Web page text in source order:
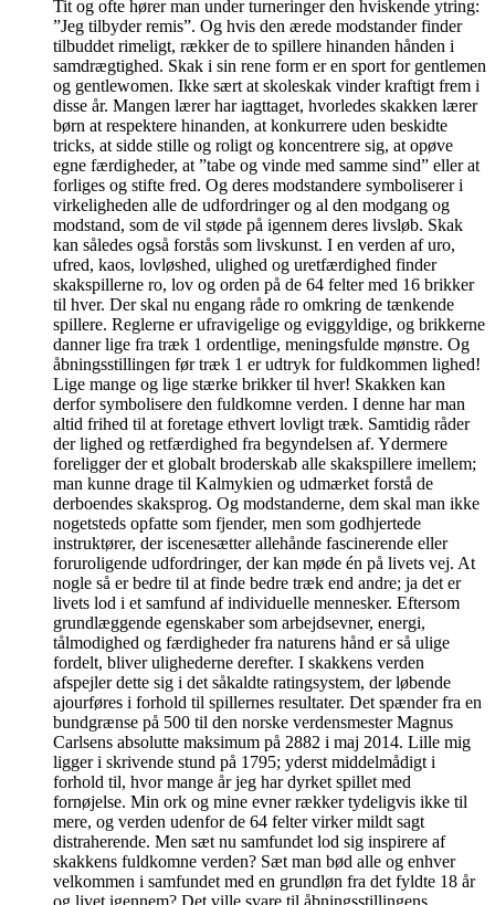
Tit og ofte hører man under turneringer den hviskende ytring:
”Jeg tilbyder remis”. Og hvis den ærede modstander finder
tilbuddet rimeligt, rækker de to spillere hinanden hånden i
samdrægtighed. Skak i sin rene form er en sport for gentlemen
og gentlewomen. Ikke sært at skoleskak vinder kraftigt frem i
disse år. Mangen lærer har iagttaget, hvorledes skakken lærer
børn at respektere hinanden, at konkurrere uden beskidte
tricks, at sidde stille og roligt og koncentrere sig, at opøve
egne færdigheder, at ”tabe og vinde med samme sind” eller at
forliges og stifte fred. Og deres modstandere symboliserer i
virkeligheden alle de udfordringer og al den modgang og
modstand, som de vil støde på igennem deres livsløb. Skak
kan således også forstås som livskunst. I en verden af uro,
ufred, kaos, lovløshed, ulighed og uretfærdighed finder
skakspillerne ro, lov og orden på de 64 felter med 16 brikker
til hver. Der skal nu engang råde ro omkring de tænkende
spillere. Reglerne er ufravigelige og eviggyldige, og brikkerne
danner lige fra træk 1 ordentlige, meningsfulde mønstre. Og
åbningsstillingen før træk 1 er udtryk for fuldkommen lighed!
Lige mange og lige stærke brikker til hver! Skakken kan
derfor symbolisere den fuldkomne verden. I denne har man
altid frihed til at foretage ethvert lovligt træk. Samtidig råder
der lighed og retfærdighed fra begyndelsen af. Ydermere
foreligger der et globalt broderskab alle skakspillere imellem;
man kunne drage til Kalmykien og udmærket forstå de
derboendes skaksprog. Og modstanderne, dem skal man ikke
nogetsteds opfatte som fjender, men som godhjertede
instruktører, der iscenesætter allehånde fascinerende eller
foruroligende udfordringer, der kan møde én på livets vej. At
nogle så er bedre til at finde bedre træk end andre; ja det er
livets lod i et samfund af individuelle mennesker. Eftersom
grundlæggende egenskaber som arbejdsevner, energi,
tålmodighed og færdigheder fra naturens hånd er så ulige
fordelt, bliver ulighederne derefter. I skakkens verden
afspejler dette sig i det såkaldte ratingsystem, der løbende
ajourføres i forhold til spillernes resultater. Det spænder fra en
bundgrænse på 500 til den norske verdensmester Magnus
Carlsens absolutte maksimum på 2882 i maj 2014. Lille mig
ligger i skrivende stund på 1795; yderst middelmådigt i
forhold til, hvor mange år jeg har dyrket spillet med
fornøjelse. Min ork og mine evner rækker tydeligvis ikke til
mere, og verden udenfor de 64 felter virker mildt sagt
distraherende. Men sæt nu samfundet lod sig inspirere af
skakkens fuldkomne verden? Sæt man bød alle og enhver
velkommen i samfundet med en grundløn fra det fyldte 18 år
og livet igennem? Det ville svare til åbningsstillingens